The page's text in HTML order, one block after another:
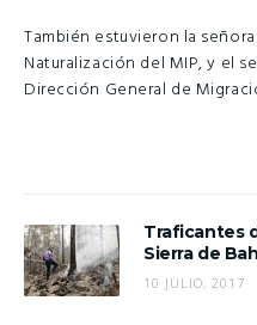
También estuvieron la
Naturalización del MIP, y el
Dirección General de
Traficantes
Sierra de
10 JULIO, 2017